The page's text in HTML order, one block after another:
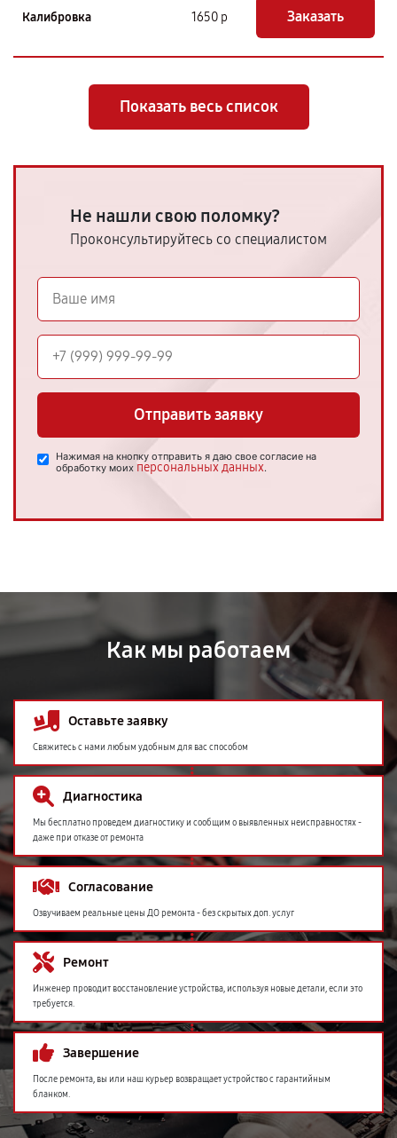
Калибровка 1650 р Заказать
Показать весь список
Не нашли свою поломку?
Проконсультируйтесь со специалистом
Отправить заявку
Нажимая на кнопку отправить я даю свое согласие на
обработку моих персональных данных.
Как мы работаем
Оставьте заявку
Свяжитесь с нами любым удобным для вас способом
Диагностика
Мы бесплатно проведем диагностику и сообщим о выявленных неисправностях -
даже при отказе от ремонта
Согласование
Озвучиваем реальные цены ДО ремонта - без скрытых доп. услуг
Ремонт
Инженер проводит восстановление устройства, используя новые детали, если это
требуется.
Завершение
После ремонта, вы или наш курьер возвращает устройство с гарантийным
бланком.